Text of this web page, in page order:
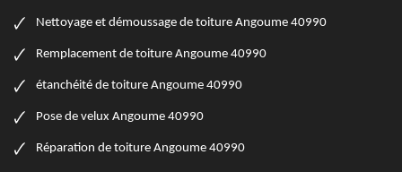
Nettoyage et démoussage de toiture Angoume 40990
Remplacement de toiture Angoume 40990
étanchéité de toiture Angoume 40990
Pose de velux Angoume 40990
Réparation de toiture Angoume 40990